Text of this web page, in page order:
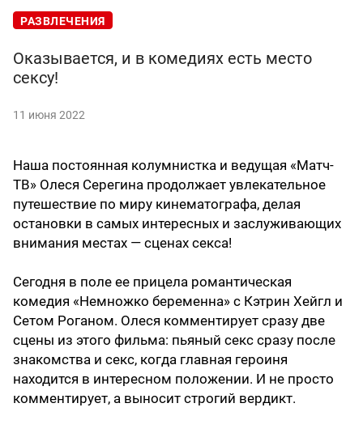
РАЗВЛЕЧЕНИЯ
Оказывается, и в комедиях есть место
сексу!
11 июня 2022
Наша постоянная колумнистка и ведущая «Матч-
ТВ» Олеся Серегина продолжает увлекательное
путешествие по миру кинематографа, делая
остановки в самых интересных и заслуживающих
внимания местах — сценах секса!
Сегодня в поле ее прицела романтическая
комедия «Немножко беременна» с Кэтрин Хейгл и
Сетом Роганом. Олеся комментирует сразу две
сцены из этого фильма: пьяный секс сразу после
знакомства и секс, когда главная героиня
находится в интересном положении. И не просто
комментирует, а выносит строгий вердикт.